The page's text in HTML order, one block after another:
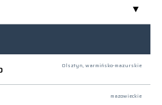
Olsztyn, warmińsko-mazurskie
mazowieckie